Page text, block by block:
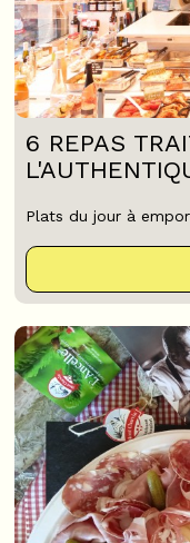
6 REPAS
Plats du jour à